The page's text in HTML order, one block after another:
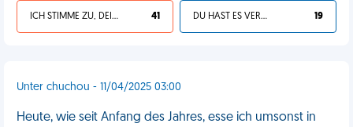
ICH STIMME ZU, DEIN LEBEN IST SCHEISSE 41 DU HAST ES VERDIENT 19
Unter chuchou - 11/04/2025 03:00
Heute, wie seit Anfang des Jahres, esse ich umsonst in